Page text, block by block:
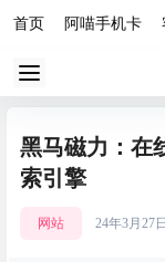
首页 阿喵手机卡
黑马磁力：在
索引擎
网站 24年3月27日